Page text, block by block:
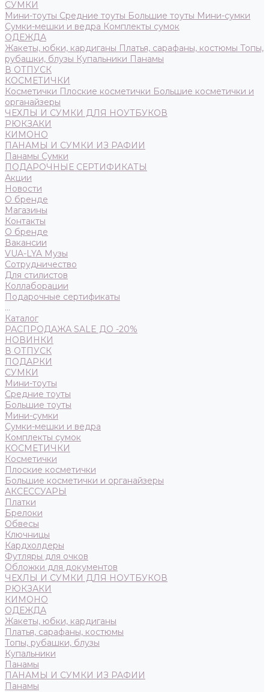
СУМКИ
Мини-тоуты Средние тоуты Большие тоуты Мини-сумки
Сумки-мешки и ведра Комплекты сумок
ОДЕЖДА
Жакеты, юбки, кардиганы Платья, сарафаны, костюмы Топы,
рубашки, блузы Купальники Панамы
В ОТПУСК
КОСМЕТИЧКИ
Косметички Плоские косметички Большие косметички и
органайзеры
ЧЕХЛЫ И СУМКИ ДЛЯ НОУТБУКОВ
РЮКЗАКИ
КИМОНО
ПАНАМЫ И СУМКИ ИЗ РАФИИ
Панамы Сумки
ПОДАРОЧНЫЕ СЕРТИФИКАТЫ
Акции
Новости
О бренде
Магазины
Контакты
О бренде
Вакансии
VUA-LYA Музы
Сотрудничество
Для стилистов
Коллаборации
Подарочные сертификаты
...
Каталог
РАСПРОДАЖА SALE ДО -20%
НОВИНКИ
В ОТПУСК
ПОДАРКИ
СУМКИ
Мини-тоуты
Средние тоуты
Большие тоуты
Мини-сумки
Сумки-мешки и ведра
Комплекты сумок
КОСМЕТИЧКИ
Косметички
Плоские косметички
Большие косметички и органайзеры
АКСЕССУАРЫ
Платки
Брелоки
Обвесы
Ключницы
Кардхолдеры
Футляры для очков
Обложки для документов
ЧЕХЛЫ И СУМКИ ДЛЯ НОУТБУКОВ
РЮКЗАКИ
КИМОНО
ОДЕЖДА
Жакеты, юбки, кардиганы
Платья, сарафаны, костюмы
Топы, рубашки, блузы
Купальники
Панамы
ПАНАМЫ И СУМКИ ИЗ РАФИИ
Панамы